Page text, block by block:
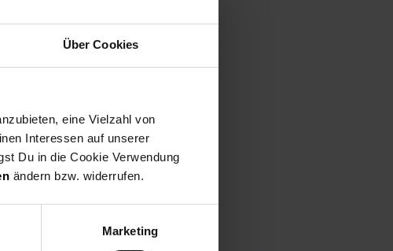
Über Cookies
eine Vielzahl von
Interessen auf unserer
Du in die Cookie Verwendung
ändern bzw. widerrufen.
Marketing